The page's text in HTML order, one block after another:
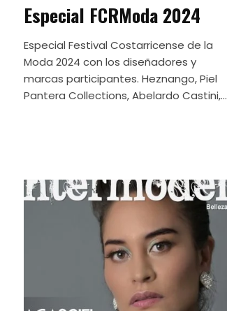
Especial FCRModa 2024
Especial Festival Costarricense de la
Moda 2024 con los diseñadores y
marcas participantes. Heznango, Piel
Pantera Collections, Abelardo Castini,...